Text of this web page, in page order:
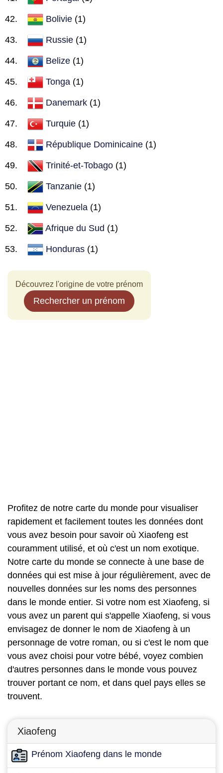
Bolivie (1)
Russie (1)
Belize (1)
Tonga (1)
Danemark (1)
Turquie (1)
République Dominicaine (1)
Trinité-et-Tobago (1)
Tanzanie (1)
Venezuela (1)
Afrique du Sud (1)
Honduras (1)
Découvrez l'origine de votre prénom
Rechercher un prénom
Profitez de notre carte du monde pour visualiser
rapidement et facilement toutes les données dont
vous avez besoin pour savoir où Xiaofeng est
couramment utilisé, et où c'est un nom exotique.
Notre carte du monde se connecte à une base de
données qui est mise à jour régulièrement, avec de
nouvelles données sur les noms des personnes
dans le monde entier. Si votre nom est Xiaofeng, si
vous avez un parent qui s'appelle Xiaofeng, si vous
envisagez de donner le nom de Xiaofeng à un
personnage de votre roman, ou si c'est le nom que
vous avez choisi pour votre bébé, voyez combien
d'autres personnes dans le monde vous pouvez
trouver portant ce nom, et dans quel pays elles se
trouvent.
Xiaofeng
Prénom Xiaofeng dans le monde